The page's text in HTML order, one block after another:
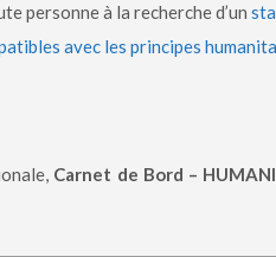
personne à la recherche d’un
avec les principes
Carnet de Bord –